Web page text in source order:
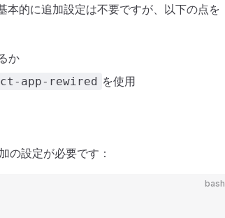
的に追加設定は不要ですが、以下の点を
か
app-rewired を使用
の設定が必要です：
bash